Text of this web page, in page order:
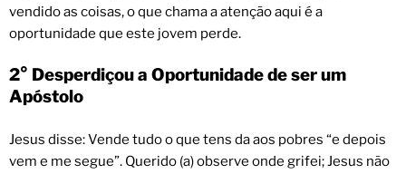
vendido as coisas, o que chama a atenção aqui é a
oportunidade que este jovem perde.
2° Desperdiçou a Oportunidade de ser um
Apóstolo
Jesus disse: Vende tudo o que tens da aos pobres “e depois
vem e me segue”. Querido (a) observe onde grifei; Jesus não